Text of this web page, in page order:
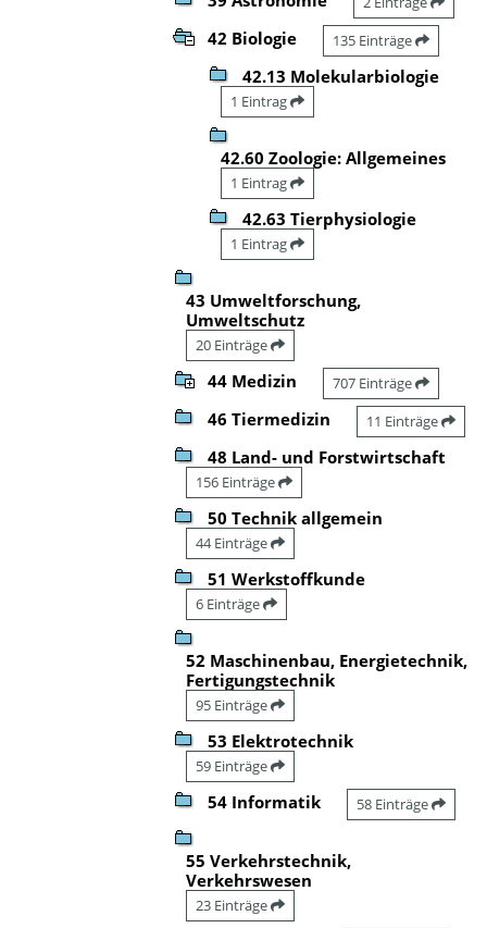
42 Biologie 135 Einträge
42.13 Molekularbiologie
1 Eintrag
42.60 Zoologie: Allgemeines
1 Eintrag
42.63 Tierphysiologie
1 Eintrag
43 Umweltforschung,
Umweltschutz
20 Einträge
44 Medizin 707 Einträge
46 Tiermedizin 11 Einträge
48 Land- und Forstwirtschaft
156 Einträge
50 Technik allgemein
44 Einträge
51 Werkstoffkunde
6 Einträge
52 Maschinenbau, Energietechnik,
Fertigungstechnik
95 Einträge
53 Elektrotechnik
59 Einträge
54 Informatik 58 Einträge
55 Verkehrstechnik,
Verkehrswesen
23 Einträge